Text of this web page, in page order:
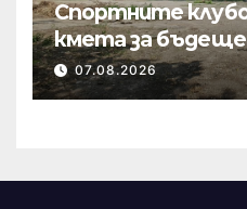
Спортните
кмета за
полк
07.08.2026